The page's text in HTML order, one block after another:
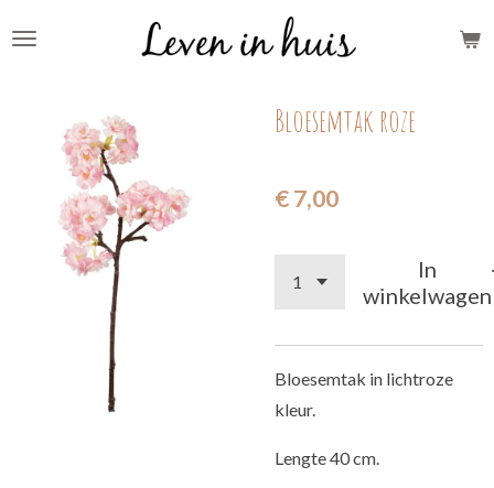
hoofdinhoud
Bloesemtak roze
€ 7,00
In
winkelwagen
Bloesemtak in lichtroze
kleur.
Lengte 40 cm.